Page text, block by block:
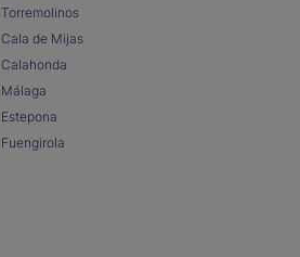
Torremolinos
Cala de Mijas
Calahonda
Málaga
Estepona
Fuengirola